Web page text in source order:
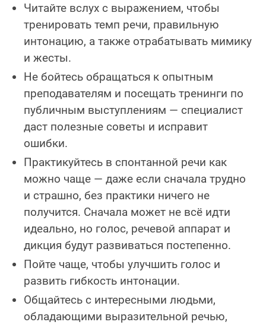
Читайте вслух с выражением, чтобы
тренировать темп речи, правильную
интонацию, а также отрабатывать мимику
и жесты.
Не бойтесь обращаться к опытным
преподавателям и посещать тренинги по
публичным выступлениям — специалист
даст полезные советы и исправит
ошибки.
Практикуйтесь в спонтанной речи как
можно чаще — даже если сначала трудно
и страшно, без практики ничего не
получится. Сначала может не всё идти
идеально, но голос, речевой аппарат и
дикция будут развиваться постепенно.
Пойте чаще, чтобы улучшить голос и
развить гибкость интонации.
Общайтесь с интересными людьми,
обладающими выразительной речью,